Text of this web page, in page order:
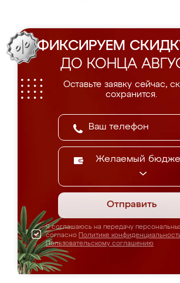
ФИКСИРУЕМ
ДО КОНЦА
Оставьте заявку сейчас,
сохранится.
Желаемый
Отправить
Я соглашаюсь на передачу
согласно Политике
Пользовательскому соглашению